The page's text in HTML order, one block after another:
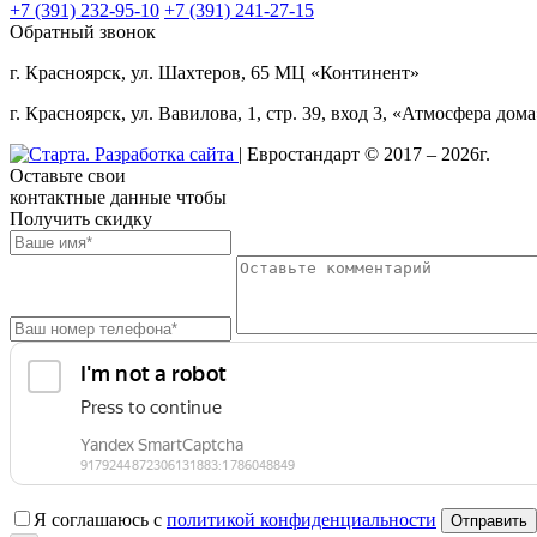
+7 (391) 232-95-10 +7 (391) 241-27-15
Обратный звонок
г. Красноярск, ул. Шахтеров, 65 МЦ «Континент»
г. Красноярск, ул. Вавилова, 1, стр. 39, вход 3, «Атмосфера
| Евростандарт © 2017 – 2026г.
Оставьте свои
контактные данные чтобы
Получить скидку
Я соглашаюсь с политикой конфиденциальности